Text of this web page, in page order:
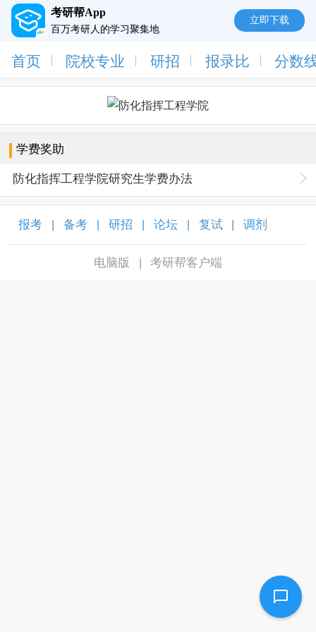
考研帮App
百万考研人的学习聚集地
立即下载
首页 院校专业 研招 报录比 分数
学费奖助
防化指挥工程学院研究生学费办法
报考 备考 研招 论坛 复试 调剂
电脑版 考研帮客户端